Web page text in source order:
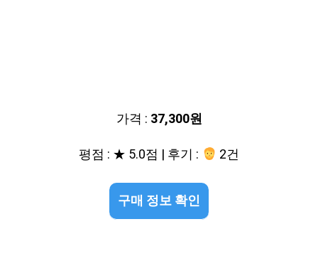
가격 : 37,300원
평점 : ★ 5.0점 | 후기 :
2건
구매 정보 확인